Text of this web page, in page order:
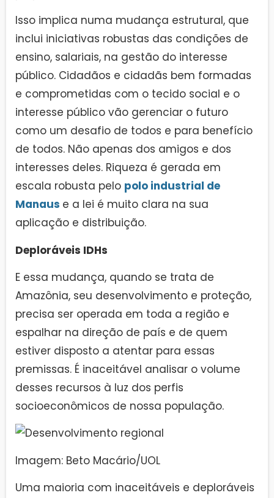
Isso implica numa mudança estrutural, que
inclui iniciativas robustas das condições de
ensino, salariais, na gestão do interesse
público. Cidadãos e cidadãs bem formadas
e comprometidas com o tecido social e o
interesse público vão gerenciar o futuro
como um desafio de todos e para benefício
de todos. Não apenas dos amigos e dos
interesses deles. Riqueza é gerada em
escala robusta pelo polo industrial de
Manaus e a lei é muito clara na sua
aplicação e distribuição.
Deploráveis IDHs
E essa mudança, quando se trata de
Amazônia, seu desenvolvimento e proteção,
precisa ser operada em toda a região e
espalhar na direção de país e de quem
estiver disposto a atentar para essas
premissas. É inaceitável analisar o volume
desses recursos à luz dos perfis
socioeconômicos de nossa população.
Imagem: Beto Macário/UOL
Uma maioria com inaceitáveis e deploráveis